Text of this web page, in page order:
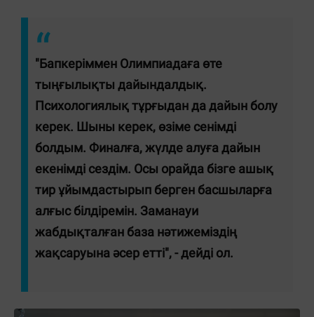
"Бапкеріммен Олимпиадаға өте
тыңғылықты дайындалдық.
Психологиялық тұрғыдан да дайын болу
керек. Шыны керек, өзіме сенімді
болдым. Финалға, жүлде алуға дайын
екенімді сездім. Осы орайда бізге ашық
тир ұйымдастырып берген басшыларға
алғыс білдіремін. Заманауи
жабдықталған база нәтижеміздің
жақсаруына әсер етті", - дейді ол.